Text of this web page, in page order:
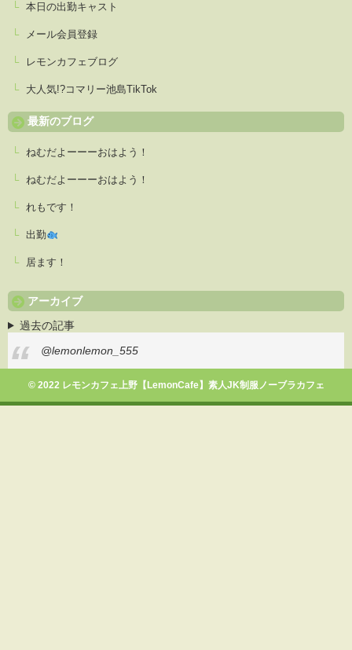
本日の出勤キャスト
メール会員登録
レモンカフェブログ
大人気!?コマリー池島TikTok
最新のブログ
ねむだよーーーおはよう！
ねむだよーーーおはよう！
れもです！
出勤
居ます！
アーカイブ
過去の記事
@lemonlemon_555
© 2022 レモンカフェ上野【LemonCafe】素人JK制服ノーブラカフェ